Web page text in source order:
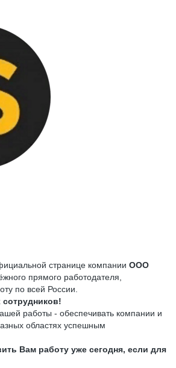
странице компании ООО
прямого работодателя,
по всей России.
работы - обеспечивать компании и
областях успешным
Вам работу уже сегодня, если для